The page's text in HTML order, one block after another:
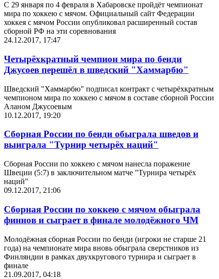
С 29 января по 4 февраля в Хабаровске пройдёт чемпионат
мира по хоккею с мячом. Официальный сайт Федерации
хоккея с мячом России опубликовал расширенный состав
сборной РФ на эти соревнования
24.12.2017, 17:47
Четырёхкратный чемпион мира по бенди
Джусоев перешёл в шведский "Хаммарбю"
Шведский "Хаммарбю" подписал контракт с четырёхкратным
чемпионом мира по хоккею с мячом в составе сборной России
Аланом Джусоевым
10.12.2017, 19:20
Сборная России по бенди обыграла шведов и
выиграла "Турнир четырёх наций"
Сборная России по хоккею с мячом нанесла поражение
Швеции (5:7) в заключительном матче "Турнира четырёх
наций"
09.12.2017, 21:06
Сборная России по хоккею с мячом обыграла
финнов и сыграет в финале молодёжного ЧМ
Молодёжная сборная России по бенди (игроки не старше 21
года) на чемпионате мира вновь обыграла сверстников из
Финляндии в рамках двухкругового турнира и сыграет в
финале
21.09.2017, 04:18